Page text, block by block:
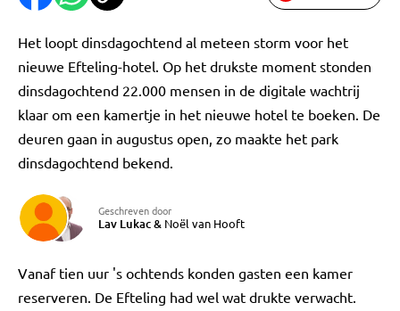
Het loopt dinsdagochtend al meteen storm voor het
nieuwe Efteling-hotel. Op het drukste moment stonden
dinsdagochtend 22.000 mensen in de digitale wachtrij
klaar om een kamertje in het nieuwe hotel te boeken. De
deuren gaan in augustus open, zo maakte het park
dinsdagochtend bekend.
Geschreven door
Lav Lukac& Noël van Hooft
Vanaf tien uur 's ochtends konden gasten een kamer
reserveren. De Efteling had wel wat drukte verwacht.